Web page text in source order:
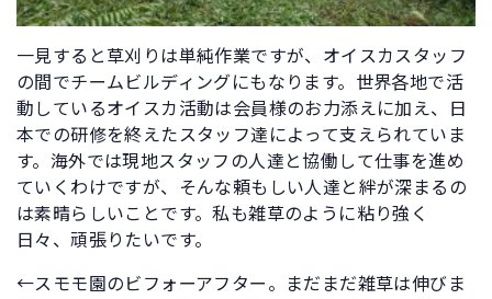
一見すると草刈りは単純作業ですが、オイスカスタッフ
の間でチームビルディングにもなります。世界各地で活
動しているオイスカ活動は会員様のお力添えに加え、日
本での研修を終えたスタッフ達によって支えられていま
す。海外では現地スタッフの人達と協働して仕事を進め
ていくわけですが、そんな頼もしい人達と絆が深まるの
は素晴らしいことです。私も雑草のように粘り強く
日々、頑張りたいです。
←スモモ園のビフォーアフター。まだまだ雑草は伸びま